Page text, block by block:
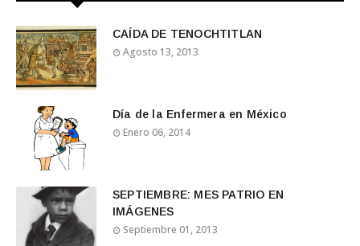
CAÍDA DE TENOCHTITLAN
Agosto 13, 2013
Día de la Enfermera en México
Enero 06, 2014
SEPTIEMBRE: MES PATRIO EN
IMÁGENES
Septiembre 01, 2013